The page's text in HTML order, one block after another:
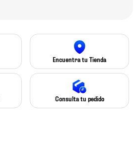
Encuentra tu Tienda
Consulta tu pedido